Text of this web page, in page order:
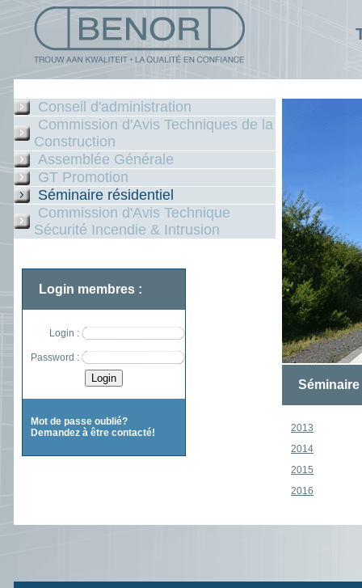
Conseil d'administration
Commission d'Avis Techniques de la
Construction
Assemblée Générale
GT Promotion
Séminaire résidentiel
Commission d'Avis Technique
Sécurité Incendie & Intrusion
Login membres :
Login :
Password :
Mot de passe oublié?
Demandez à être contacté!
2013
2014
2015
2016